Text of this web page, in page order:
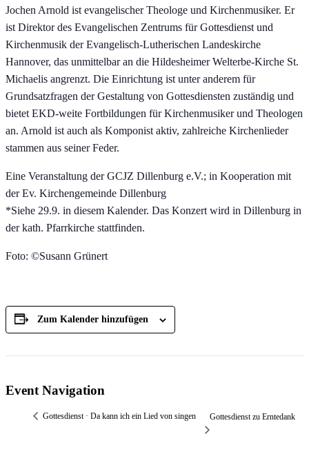
Jochen Arnold ist evangelischer Theologe und Kirchenmusiker. Er
ist Direktor des Evangelischen Zentrums für Gottesdienst und
Kirchenmusik der Evangelisch-Lutherischen Landeskirche
Hannover, das unmittelbar an die Hildesheimer Welterbe-Kirche St.
Michaelis angrenzt. Die Einrichtung ist unter anderem für
Grundsatzfragen der Gestaltung von Gottesdiensten zuständig und
bietet EKD-weite Fortbildungen für Kirchenmusiker und Theologen
an. Arnold ist auch als Komponist aktiv, zahlreiche Kirchenlieder
stammen aus seiner Feder.
Eine Veranstaltung der GCJZ Dillenburg e.V.; in Kooperation mit
der Ev. Kirchengemeinde Dillenburg
*Siehe 29.9. in diesem Kalender. Das Konzert wird in Dillenburg in
der kath. Pfarrkirche stattfinden.
Foto: ©Susann Grünert
Zum Kalender hinzufügen
Event Navigation
Gottesdienst · Da kann ich ein Lied von singen Gottesdienst zu Erntedank